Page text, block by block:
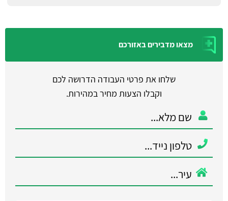
מצאו מדבירים באזורכם
שלחו את פרטי העבודה הדרושה לכם
וקבלו הצעות מחיר במהירות.